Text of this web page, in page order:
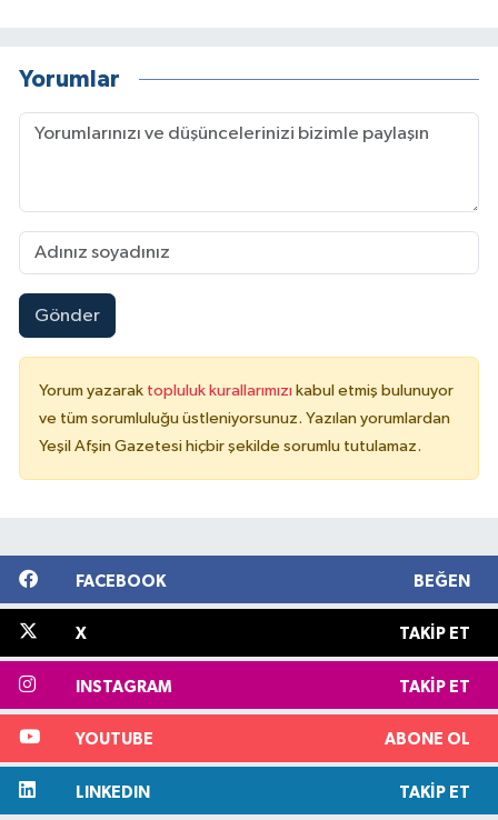
Yorumlar
Gönder
Yorum yazarak topluluk kurallarımızı kabul etmiş bulunuyor
ve tüm sorumluluğu üstleniyorsunuz. Yazılan yorumlardan
Yeşil Afşin Gazetesi hiçbir şekilde sorumlu tutulamaz.
FACEBOOK BEĞEN
X TAKIP ET
INSTAGRAM TAKIP ET
YOUTUBE ABONE OL
LINKEDIN TAKIP ET